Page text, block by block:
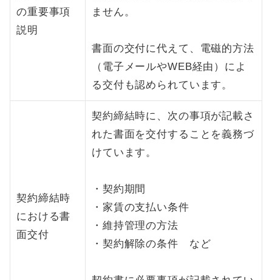
の重要事項
説明
ません。
書面の交付に代えて、電磁的方法
（電子メールやWEB経由）によ
る交付も認められています。​
契約締結時
における書
面交付
契約締結時に、次の事項が記載さ
れた書面を交付することを義務づ
けています。
・契約期間
・家賃の支払い条件
・維持管理の方法
・契約解除の条件 など